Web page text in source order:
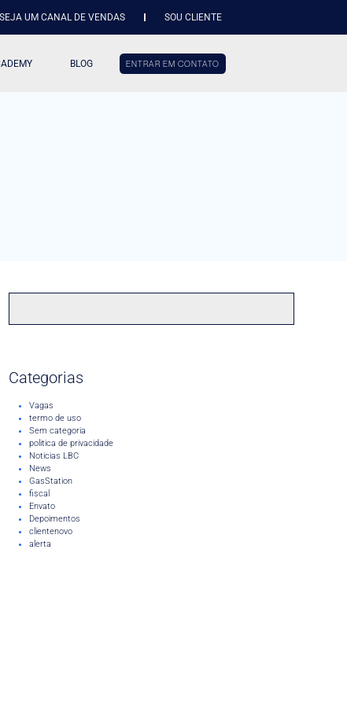
SEJA UM CANAL DE VENDAS SOU CLIENTE
BLOG ENTRAR EM CONTATO
Categorias
Vagas
termo de uso
Sem categoria
politica de privacidade
Noticias LBC
News
GasStation
fiscal
Envato
Depoimentos
clientenovo
alerta